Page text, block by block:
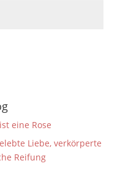
eine Rose
Liebe, verkörperte
Reifung